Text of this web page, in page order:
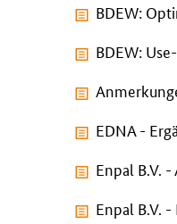
BDEW:
BDEW:
EDNA -
Enpal B.V.
Enpal B.V.